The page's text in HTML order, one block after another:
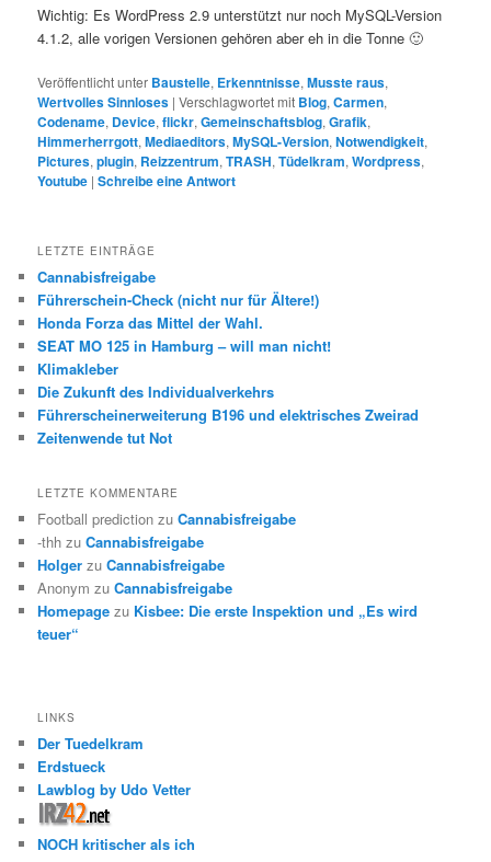
Wichtig: Es WordPress 2.9 unterstützt nur noch MySQL-Version
4.1.2, alle vorigen Versionen gehören aber eh in die Tonne 🙂
Veröffentlicht unter Baustelle, Erkenntnisse,Musste raus,
Wertvolles Sinnloses |Verschlagwortet mit Blog,Carmen,
Codename, Device,flickr,Gemeinschaftsblog,Grafik,
Himmerherrgott,Mediaeditors,MySQL-Version,Notwendigkeit,
Pictures,plugin, Reizzentrum,TRASH,Tüdelkram,Wordpress,
Youtube |Schreibe eine Antwort
LETZTE EINTRÄGE
Cannabisfreigabe
Führerschein-Check (nicht nur für Ältere!)
Honda Forza das Mittel der Wahl.
SEAT MO 125 in Hamburg – will man nicht!
Klimakleber
Die Zukunft des Individualverkehrs
Führerscheinerweiterung B196 und elektrisches Zweirad
Zeitenwende tut Not
LETZTE KOMMENTARE
Football prediction zuCannabisfreigabe
-thh zuCannabisfreigabe
Holger zuCannabisfreigabe
Anonym zuCannabisfreigabe
Homepage zu Kisbee: Die erste Inspektion und „Es wird
teuer“
LINKS
Der Tuedelkram
Erdstueck
Lawblog by Udo Vetter
NOCH kritischer als ich